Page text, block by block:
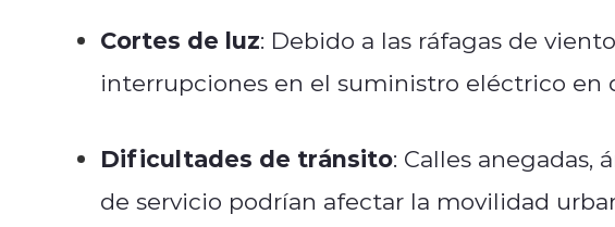
Cortes de luz: Debido a las ráfagas de
interrupciones en el suministro eléctrico en
Dificultades de tránsito: Calles anegadas,
de servicio podrían afectar la movilidad